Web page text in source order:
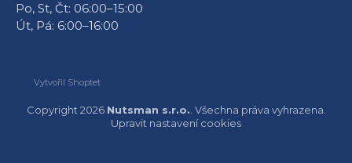
Po, St, Čt: 06:00–15:00
Út, Pá: 6:00–16:00
Vytvořil Shoptet
Copyright 2026 Nutsman s.r.o. . Všechna práva vyhrazena.
Upravit nastavení cookies